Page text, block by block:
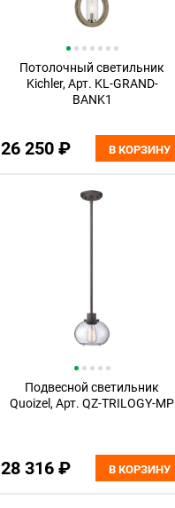
Потолочный светильник
Kichler, Арт. KL-GRAND-
BANK1
26 250 ₽ В КОРЗИНУ
Подвесной светильник
Quoizel, Арт. QZ-TRILOGY-MP
28 316 ₽ В КОРЗИНУ